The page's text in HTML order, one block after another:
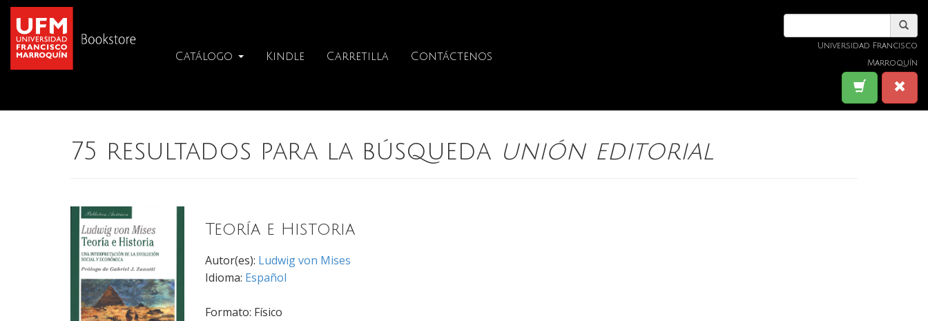
Catálogo Kindle Carretilla Contáctenos
Universidad Francisco
Marroquín
75 resultados para la búsqueda unión editorial
Teoría e Historia
Autor(es): Ludwig von Mises
Idioma: Español
Formato: Físico